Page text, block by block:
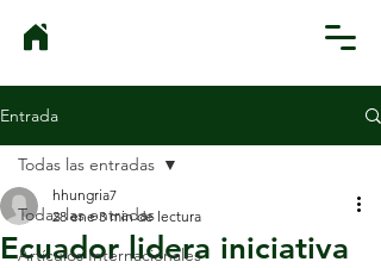
Entrada
Todas las entradas
Artículos Internacionales
Todas las entradas
Ecuador lidera iniciativa
hhungria7
28 ene 3 min de lectura